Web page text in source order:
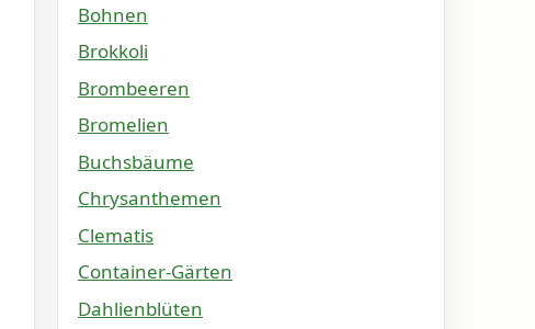
Bohnen
Brokkoli
Brombeeren
Bromelien
Buchsbäume
Chrysanthemen
Clematis
Container-Gärten
Dahlienblüten